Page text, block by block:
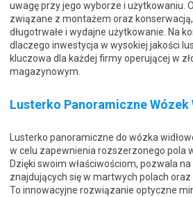
uwagę przy jego wyborze i użytkowaniu.
związane z montażem oraz
długotrwałe i wydajne użytkowanie. Na
dlaczego inwestycja w wysokiej jakości
kluczowa dla każdej firmy operującej w
magazynowym.
Lusterko Panoramiczne Wózek
Lusterko panoramiczne do wózka
w celu zapewnienia rozszerzonego pola
Dzięki swoim właściwościom, pozwala
znajdujących się w martwych polach
To innowacyjne rozwiązanie optyczne